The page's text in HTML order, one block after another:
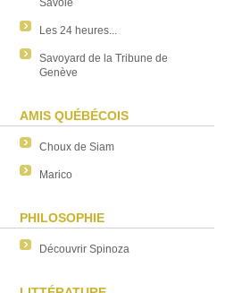
Savoie
Les 24 heures...
Savoyard de la Tribune de
Genève
AMIS QUÉBÉCOIS
Choux de Siam
Marico
PHILOSOPHIE
Découvrir Spinoza